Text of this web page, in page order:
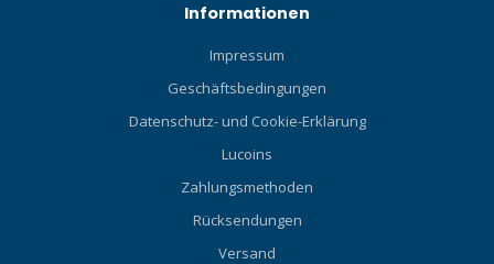
Informationen
Impressum
Geschäftsbedingungen
Datenschutz- und Cookie-Erklärung
Lucoins
Zahlungsmethoden
Rücksendungen
Versand